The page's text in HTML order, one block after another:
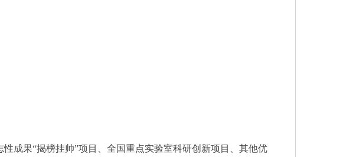
成果“揭榜挂帅”项目、全国重点实验室科研创新项目、其他优